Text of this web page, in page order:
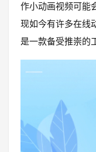
作小动画视频可能
现如今有许多在线
是一款备受推崇的